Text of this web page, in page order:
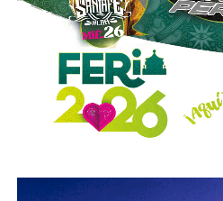
de transporte de la Fenapo 2026